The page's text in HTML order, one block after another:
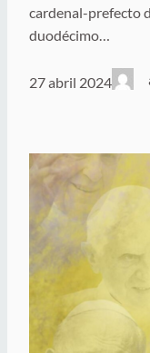
cardenal-prefecto
duodécimo…
27 abril 2024